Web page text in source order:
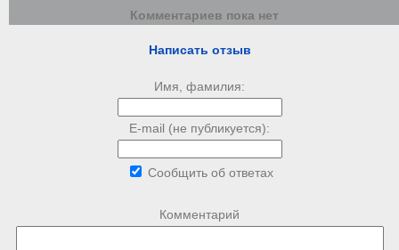
Комментариев пока нет
Написать отзыв
Имя, фамилия:
E-mail (не публикуется):
Сообщить об ответах
Комментарий